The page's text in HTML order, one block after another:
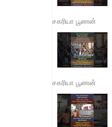
சகரியா பூணன்
சகரியா பூணன்